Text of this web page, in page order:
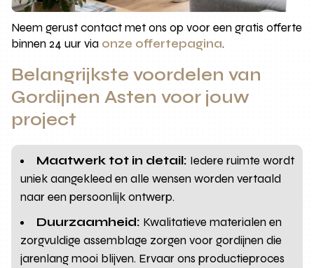
Neem gerust contact met ons op voor een gratis offerte
binnen 24 uur via onze offertepagina.
Belangrijkste voordelen van
Gordijnen Asten voor jouw
project
Maatwerk tot in detail: Iedere ruimte wordt
uniek aangekleed en alle wensen worden vertaald
naar een persoonlijk ontwerp.
Duurzaamheid: Kwalitatieve materialen en
zorgvuldige assemblage zorgen voor gordijnen die
jarenlang mooi blijven. Ervaar ons productieproces